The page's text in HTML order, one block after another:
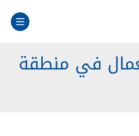
في منطقة